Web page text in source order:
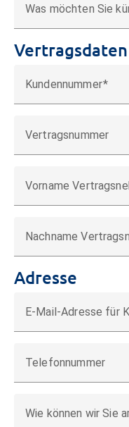
Was möchten Sie
Vertragsdaten
Kundennummer
Vertragsnummer
Vorname
Nachname
Adresse
E-Mail-Adresse für
Telefonnummer
Wie können wir Sie